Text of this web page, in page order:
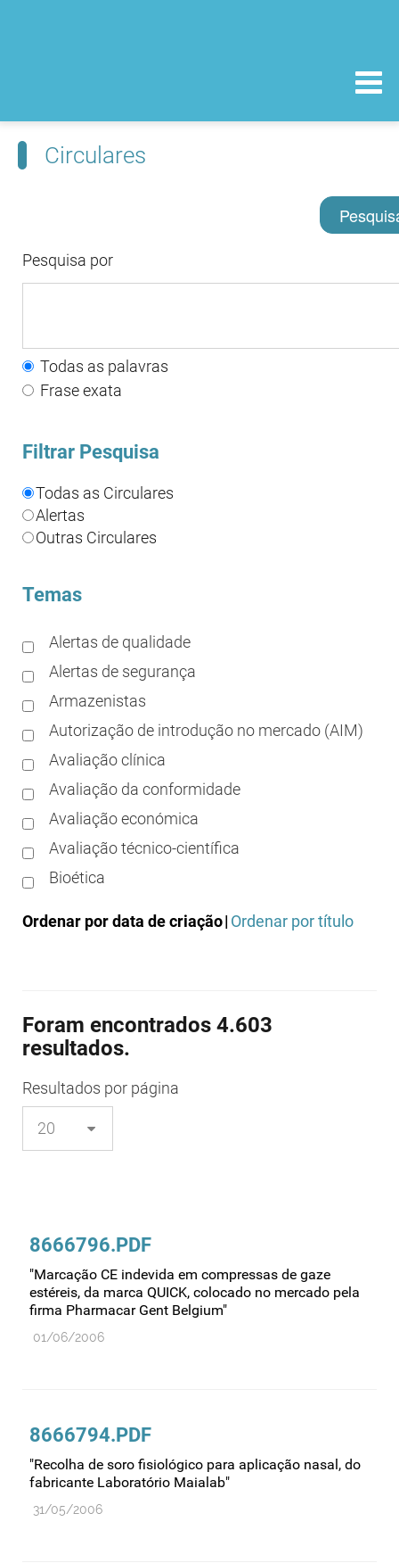
Circulares
Pesquisa por
Todas as palavras
Frase exata
Filtrar Pesquisa
Todas as Circulares
Alertas
Outras Circulares
Temas
Alertas de qualidade
Alertas de segurança
Armazenistas
Autorização de introdução no mercado (AIM)
Avaliação clínica
Avaliação da conformidade
Avaliação económica
Avaliação técnico-científica
Bioética
Boas práticas de distribuição
Boas práticas de investigação
Boas práticas de laboratório
Boas práticas regulamentares
Certificação
Cosméticos
Dispensa
Dispositivos médicos
Entidades reguladoras
Estrutura e organização
Ordenar por data de criação| Ordenar por título
Foram encontrados 4.603
resultados.
Resultados por página
8666796.PDF
"Marcação CE indevida em compressas de gaze
estéreis, da marca QUICK, colocado no mercado pela
firma Pharmacar Gent Belgium"
01/06/2006
8666794.PDF
"Recolha de soro fisiológico para aplicação nasal, do
fabricante Laboratório Maialab"
31/05/2006